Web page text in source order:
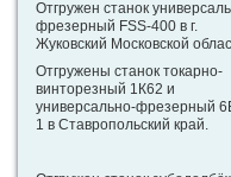
Отгружен станок
фрезерный FSS-400 в г.
Жуковский Московской
Отгружены станок токарно-
винторезный 1К62 и
универсально-фрезерный
1 в Ставропольский край.